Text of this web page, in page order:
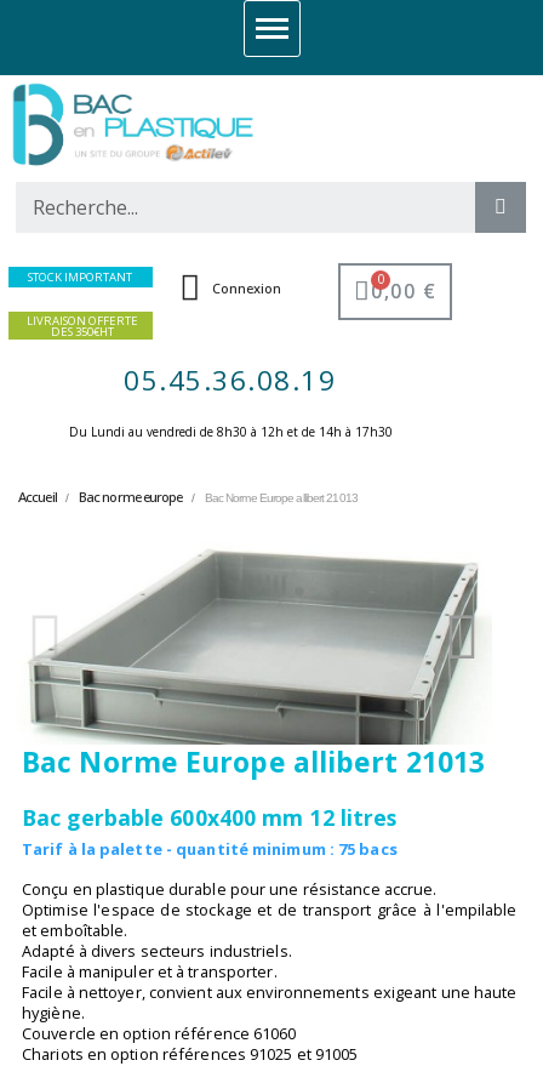
STOCK IMPORTANT
LIVRAISON OFFERTE
DES 350€HT
Connexion 0,00 €
05.45.36.08.19
Du Lundi au vendredi de 8h30 à 12h et de 14h à 17h30 ​
Accueil Bac norme europe Bac Norme Europe allibert 21013
Bac Norme Europe allibert 21013
Bac gerbable 600x400 mm 12 litres
Tarif à la palette - quantité minimum : 75 bacs
Conçu en plastique durable pour une résistance accrue.
Optimise l'espace de stockage et de transport grâce à l'empilable
et emboîtable.
Adapté à divers secteurs industriels.
Facile à manipuler et à transporter.
Facile à nettoyer, convient aux environnements exigeant une haute
hygiène.
Couvercle en option référence 61060
Chariots en option références 91025 et 91005